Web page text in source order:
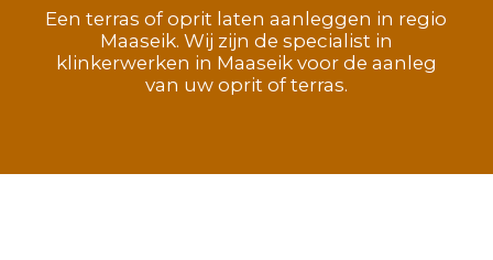
Een terras of oprit laten aanleggen in regio
Maaseik. Wij zijn de specialist in
klinkerwerken in Maaseik voor de aanleg
van uw oprit of terras.